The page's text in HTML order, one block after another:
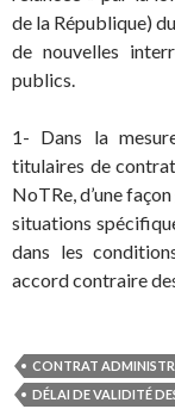
de la République)
de nouvelles
publics.
1- Dans la
titulaires de
NoTRe, d’une
situations
dans les
accord contraire
CONTRAT
DÉLAI DE VALIDITÉ